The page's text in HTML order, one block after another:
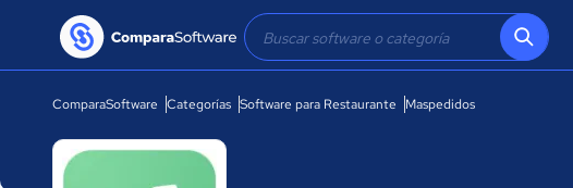
ComparaSoftware Categorías Software para Restaurante Maspedidos